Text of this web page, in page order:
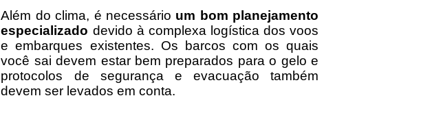
Além do clima, é necessário um bom planejamento
especializado devido à complexa logística dos voos
e embarques existentes. Os barcos com os quais
você sai devem estar bem preparados para o gelo e
protocolos de segurança e evacuação também
devem ser levados em conta.